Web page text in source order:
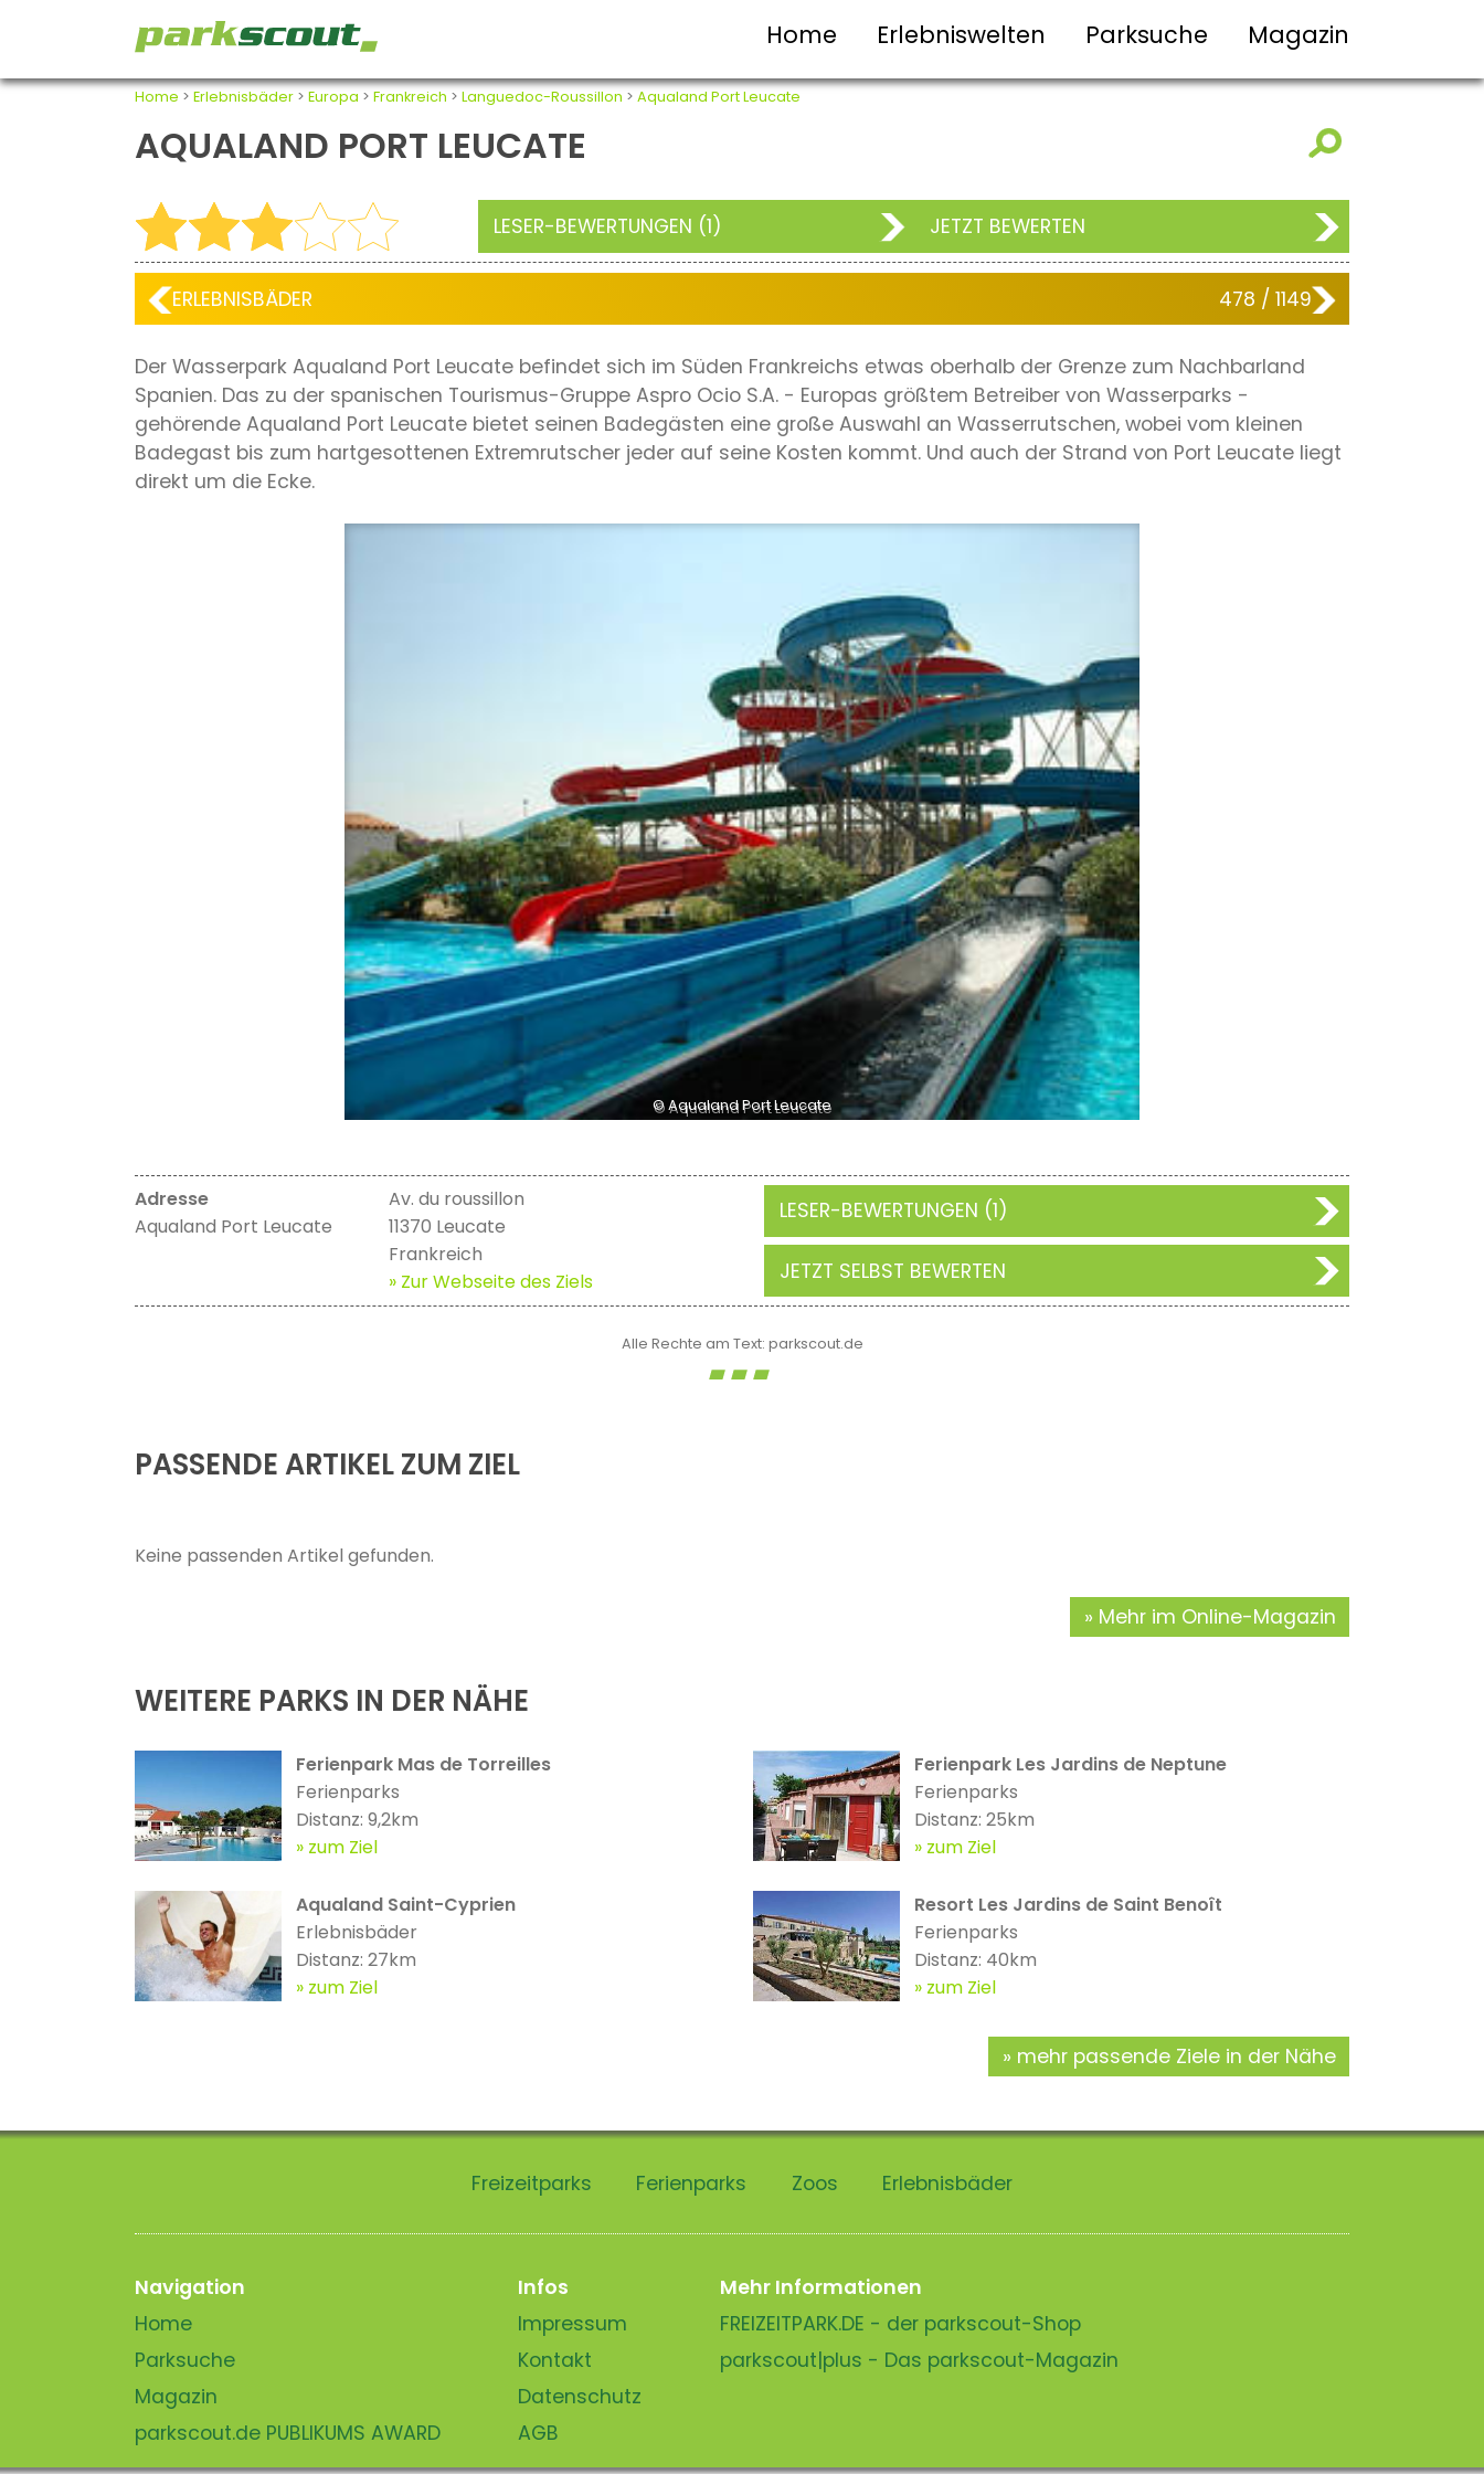
Home Erlebniswelten Parksuche Magazin
Home > Erlebnisbäder > Europa > Frankreich > Languedoc-Roussillon > Aqualand Port Leucate
AQUALAND PORT LEUCATE
LESER-BEWERTUNGEN (1) JETZT BEWERTEN
ERLEBNISBÄDER 478 / 1149
Der Wasserpark Aqualand Port Leucate befindet sich im Süden Frankreichs etwas oberhalb der Grenze zum Nachbarland
Spanien. Das zu der spanischen Tourismus-Gruppe Aspro Ocio S.A. - Europas größtem Betreiber von Wasserparks -
gehörende Aqualand Port Leucate bietet seinen Badegästen eine große Auswahl an Wasserrutschen, wobei vom kleinen
Badegast bis zum hartgesottenen Extremrutscher jeder auf seine Kosten kommt. Und auch der Strand von Port Leucate liegt
direkt um die Ecke.
© Aqualand Port Leucate
Adresse
Aqualand Port Leucate
Av. du roussillon
11370 Leucate
Frankreich
» Zur Webseite des Ziels
LESER-BEWERTUNGEN (1)
JETZT SELBST BEWERTEN
Alle Rechte am Text: parkscout.de
PASSENDE ARTIKEL ZUM ZIEL
Keine passenden Artikel gefunden.
Mehr im Online-Magazin
WEITERE PARKS IN DER NÄHE
Ferienpark Mas de Torreilles
Ferienparks
Distanz: 9,2km
zum Ziel
Ferienpark Les Jardins de Neptune
Ferienparks
Distanz: 25km
zum Ziel
Aqualand Saint-Cyprien
Erlebnisbäder
Distanz: 27km
zum Ziel
Resort Les Jardins de Saint Benoît
Ferienparks
Distanz: 40km
zum Ziel
mehr passende Ziele in der Nähe
Freizeitparks Ferienparks Zoos Erlebnisbäder
Navigation
Home
Parksuche
Magazin
parkscout.de PUBLIKUMS AWARD
Infos
Impressum
Kontakt
Datenschutz
AGB
Mehr Informationen
FREIZEITPARK.DE - der parkscout-Shop
parkscout|plus - Das parkscout-Magazin